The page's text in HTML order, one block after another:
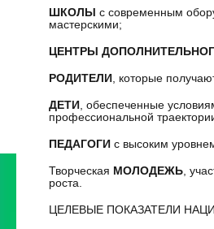
ШКОЛЫ с современным
мастерскими;
ЦЕНТРЫ
РОДИТЕЛИ , которые
ДЕТИ
, обеспеченные
профессиональной
ПЕДАГОГИ с высоким
Творческая МОЛОДЕЖЬ ,
роста.
ЦЕЛЕВЫЕ ПОКАЗАТЕЛИ